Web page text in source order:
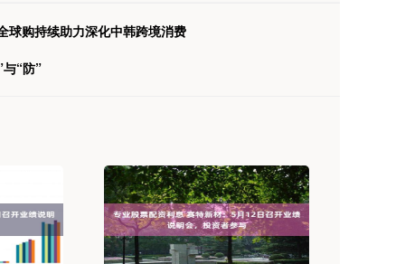
球购持续助力深化中韩跨境消费
“防”